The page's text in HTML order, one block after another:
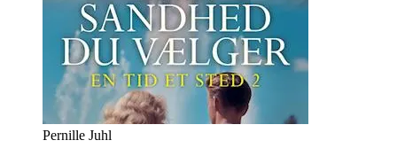
Pernille Juhl